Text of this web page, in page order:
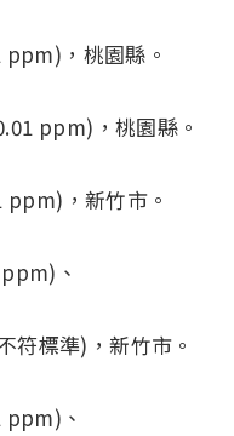
，桃園縣。
ppm)，桃園縣。
，新竹市。
、
標準)，新竹市。
、